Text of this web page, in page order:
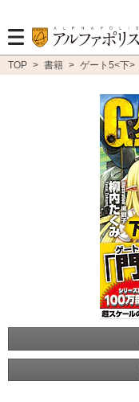
TOP > 書籍 > ゲート5<下>